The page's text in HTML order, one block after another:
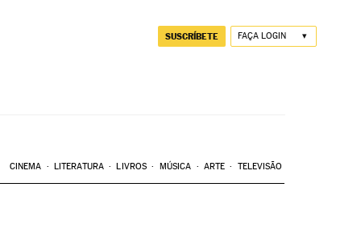
SUSCRÍBETE FAÇA LOGIN
CINEMA LITERATURA LIVROS MÚSICA ARTE TELEVISÃO